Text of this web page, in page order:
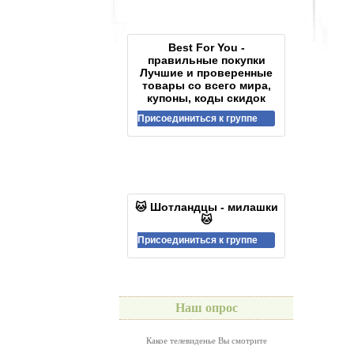
Best For You -
правильные покупки
Лучшие и проверенные
товары со всего мира,
купоны, коды скидок
Присоединиться к группе
🐱 Шотландцы - милашки
🐱
Присоединиться к группе
Наш опрос
Какое телевиденье Вы смотрите